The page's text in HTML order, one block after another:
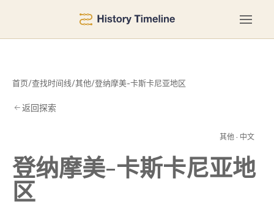
首页/查找时间线/其他/登纳摩美-卡斯卡尼亚地区
返回探索
其他 · 中文
登纳摩美-卡斯卡尼亚地
区